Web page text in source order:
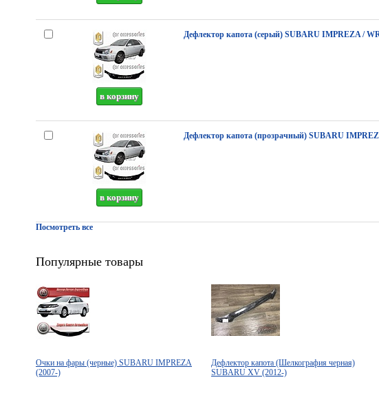
Дефлектор капота (серый) SUBARU IMPREZA /
Дефлектор капота (прозрачный) SUBARU
Посмотреть все
Популярные товары
Очки на фары (черные) SUBARU IMPREZA
(2007-)
Дефлектор капота (Шелкография черная)
SUBARU XV (2012-)